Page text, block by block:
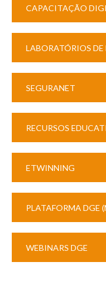
CAPACITAÇÃO
LABORATÓRIOS
SEGURANET
RECURSOS
ETWINNING
PLATAFORMA DGE
WEBINARS DGE